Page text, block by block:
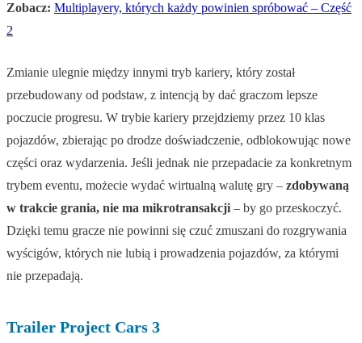
Zobacz: Multiplayery, których każdy powinien spróbować – Część
2
Zmianie ulegnie między innymi tryb kariery, który został
przebudowany od podstaw, z intencją by dać graczom lepsze
poczucie progresu. W trybie kariery przejdziemy przez 10 klas
pojazdów, zbierając po drodze doświadczenie, odblokowując nowe
części oraz wydarzenia. Jeśli jednak nie przepadacie za konkretnym
trybem eventu, możecie wydać wirtualną walutę gry – zdobywaną
w trakcie grania, nie ma mikrotransakcji – by go przeskoczyć.
Dzięki temu gracze nie powinni się czuć zmuszani do rozgrywania
wyścigów, których nie lubią i prowadzenia pojazdów, za którymi
nie przepadają.
Trailer Project Cars 3